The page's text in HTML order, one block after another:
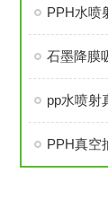
石墨降膜
pp水喷射
PPH真空